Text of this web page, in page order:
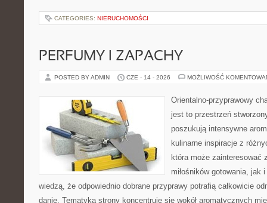
CATEGORIES: NIERUCHOMOŚCI
PERFUMY I ZAPACHY
POSTED BY ADMIN CZE - 14 - 2026 MOŻLIWOŚĆ
Orientalno-przyprawowy
jest to przestrzeń
poszukują intensywne
kulinarne inspiracje z
która może zainteresować
miłośników gotowania, jak
wiedzą, że odpowiednio dobrane przyprawy potrafią całkowicie
danie. Tematyka strony koncentruje się wokół aromatycznych